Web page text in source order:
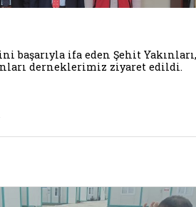
başarıyla ifa eden Şehit Yakınları,
derneklerimiz ziyaret edildi.